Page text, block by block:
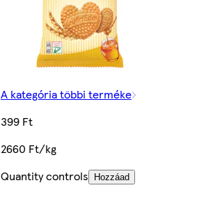
A kategória többi terméke
399 Ft
2660 Ft/kg
Quantity controls
Hozzáad